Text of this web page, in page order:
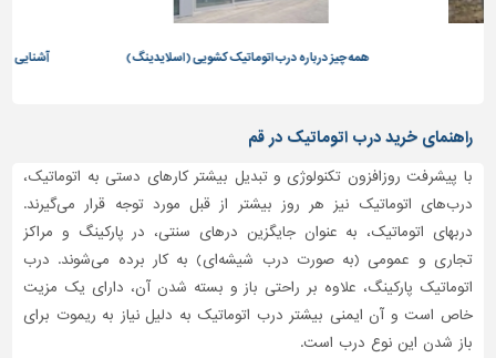
ساختمان
ترافیک
و
سازه
سایر
چیز درباره درب اتوماتیک کشویی (اسلایدینگ)
آشنایی با انواع مدل های درب اتوماتیک
راهنمای خرید درب اتوماتیک در قم
با پیشرفت روزافزون تکنولوژی و تبدیل بیشتر کارهای دستی به اتوماتیک،
درب‌های اتوماتیک نیز هر روز بیشتر از قبل مورد توجه قرار می‌گیرند.
دربهای اتوماتیک، به عنوان جایگزین درهای سنتی، در پارکینگ و مراکز
تجاری و عمومی (به صورت درب شیشه‌ای) به کار برده می‌شوند. درب
اتوماتیک پارکینگ، علاوه بر راحتی باز و بسته شدن آن، دارای یک مزیت
خاص است و آن ایمنی بیشتر درب اتوماتیک به دلیل نیاز به ریموت برای
باز شدن این نوع درب است.